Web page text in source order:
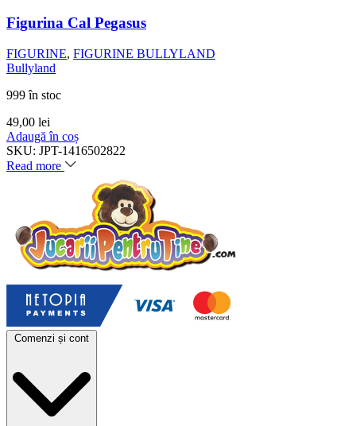
Figurina Cal Pegasus
FIGURINE, FIGURINE BULLYLAND
Bullyland
999 în stoc
49,00 lei
Adaugă în coș
SKU: JPT-1416502822
Read more
Comenzi și cont